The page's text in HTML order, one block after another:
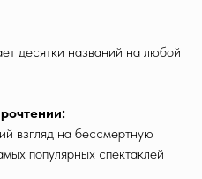
десятки названий на любой
взгляд на бессмертную
популярных спектаклей